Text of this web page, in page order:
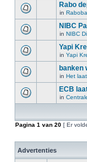
Rabo
in
NIBC
in NIBC
Yapi
in Yapi
banken
in Het
ECB
in
Pagina 1 van 20 [ Er
Advertenties